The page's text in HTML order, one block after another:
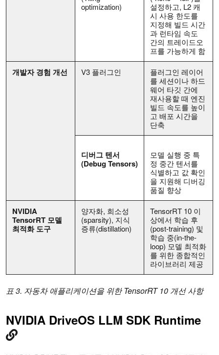
optimization)
설정하고, L2 캐
시 사용 한도를
지정해 빌드 시간
과 런타임 속도
간의 트레이드오
프를 가능하게 함
개발자 경험 개선 V3 플러그인
플러그인 레이어
를 세션이나 하드
웨어 타깃 간에
재사용할 때 엔진
빌드 속도를 높이
고 배포 시간을
단축
디버그 텐서
(Debug Tensors)
모델 실행 중 특
정 중간 텐서를
식별하고 값 확인
을 지원해 디버깅
품질 향상
NVIDIA
TensorRT 모델
최적화 도구
양자화, 희소성
(sparsity), 지식
증류(distillation)
TensorRT 10 이
상에서 학습 후
(post-training) 및
학습 중(in-the-
loop) 모델 최적화
를 위한 종합적인
라이브러리 제공
표 3. 자동차 애플리케이션을 위한 TensorRT 10 개선 사항
NVIDIA DriveOS LLM SDK Runtime